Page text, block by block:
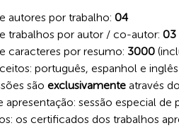
autores por trabalho: 04
trabalhos por autor / co-autor: 03
caracteres por resumo: 3000
português, espanhol e inglês
são exclusivamente através
apresentação: sessão especial
os certificados dos trabalhos